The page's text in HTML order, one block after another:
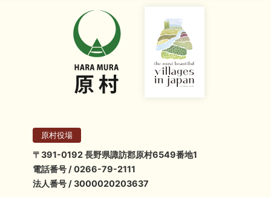
原村役場
〒391-0192 長野県諏訪郡原村6549番地1
電話番号 / 0266-79-2111
法人番号 / 3000020203637